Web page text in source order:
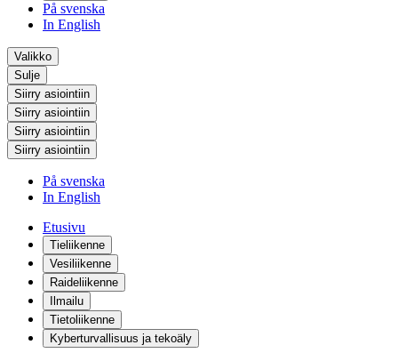
På svenska
In English
Valikko
Sulje
Siirry asiointiin
Siirry asiointiin
Siirry asiointiin
Siirry asiointiin
På svenska
In English
Etusivu
Tieliikenne
Vesiliikenne
Raideliikenne
Ilmailu
Tietoliikenne
Kyberturvallisuus ja tekoäly